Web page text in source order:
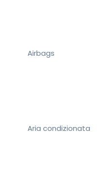
Airbags
Aria condizionata